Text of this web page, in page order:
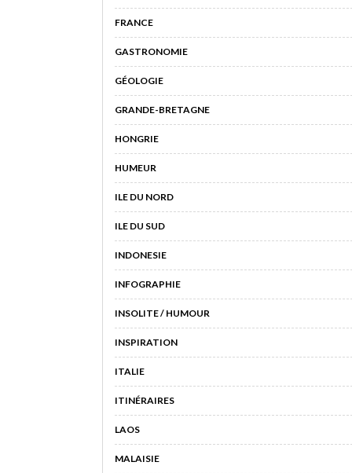
FRANCE
GASTRONOMIE
GÉOLOGIE
GRANDE-BRETAGNE
HONGRIE
HUMEUR
ILE DU NORD
ILE DU SUD
INDONESIE
INFOGRAPHIE
INSOLITE / HUMOUR
INSPIRATION
ITALIE
ITINÉRAIRES
LAOS
MALAISIE